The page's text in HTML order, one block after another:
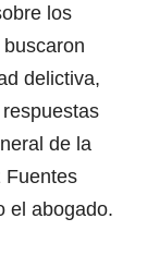
los
delictiva,
de la
Fuentes
el abogado.